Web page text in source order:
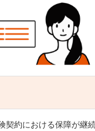
払いできない場合
されていた場合にお支
した場合は、以後のが
いできません。
期がんほけん」の場合
の保険期間を含む）を通
金とは？
契約における保障が継